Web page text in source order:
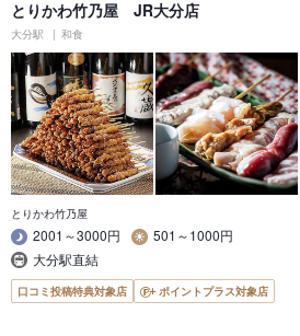
とりかわ竹乃屋 JR大分店
大分駅 和食
とりかわ竹乃屋
2001～3000円
501～1000円
大分駅直結
口コミ投稿特典対象店 ポイントプラス対象店